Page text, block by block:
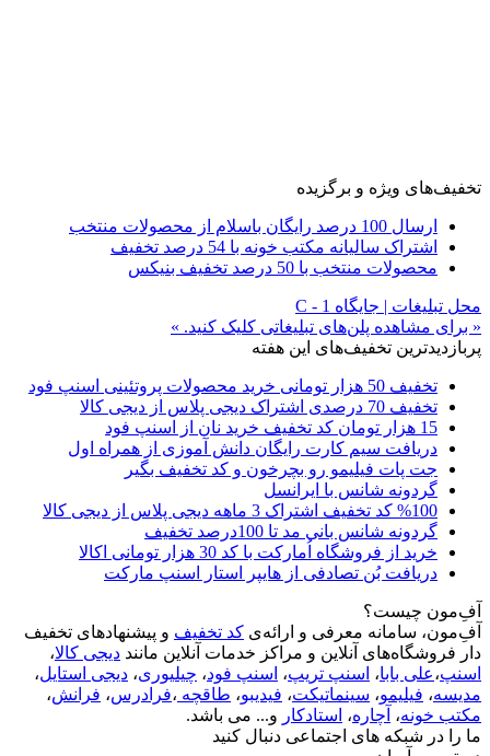
تخفیف‌های ویژه و برگزیده
ارسال 100 درصد رایگان باسلام از محصولات منتخب
اشتراک سالیانه مکتب خونه با 54 درصد تخفیف
محصولات منتخب با 50 درصد تخفیف بنیکس
محل تبلیغات | جایگاه C - 1
« برای مشاهده پلن‌های تبلیغاتی کلیک کنید. »
پربازدیدترین تخفیف‌های این هفته
تخفیف 50 هزار تومانی خرید محصولات پروتئینی اسنپ فود
تخفیف 70 درصدی اشتراک دیجی پلاس از دیجی کالا
15 هزار تومان کد تخفیف خرید نان از اسنپ فود
دریافت سیم کارت رایگان دانش آموزی از همراه اول
جت پات فیلیمو رو بچرخون و کد تخفیف بگیر
گردونه شانس با ایرانسل
%100 کد تخفیف اشتراک 3 ماهه دیجی پلاس از دیجی کالا
گردونه شانس بانی مد تا 100درصد تخفیف
خرید از فروشگاه اُمارکت با کد 30 هزار تومانی اکالا
دریافت بُن تصادفی از هایپر استار اسنپ مارکت
آفِ‌مون چیست؟
آفِ‌مون، سامانه معرفی و ارائه‌ی کد تخفیف و پیشنهادهای تخفیف
دار فروشگاه‌های آنلاین و مراکز خدمات آنلاین مانند دیجی کالا،
اسنپ،علی بابا، اسنپ تریپ، اسنپ فود، چیلیوری، دیجی استایل،
مدیسه، فیلیمو، سینماتیکت، فیدیبو، طاقچه ،فرادرس، فرانش،
مکتب خونه، آچاره، استادکار و... می باشد.
ما را در شبکه های اجتماعی دنبال کنید